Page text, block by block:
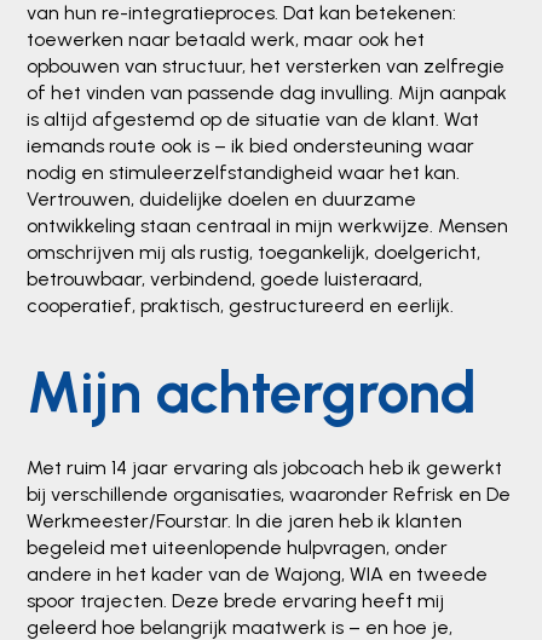
van hun re-integratieproces. Dat kan betekenen:
toewerken naar betaald werk, maar ook het
opbouwen van structuur, het versterken van zelfregie
of het vinden van passende dag invulling. Mijn aanpak
is altijd afgestemd op de situatie van de klant. Wat
iemands route ook is – ik bied ondersteuning waar
nodig en stimuleerzelfstandigheid waar het kan.
Vertrouwen, duidelijke doelen en duurzame
ontwikkeling staan centraal in mijn werkwijze. Mensen
omschrijven mij als rustig, toegankelijk, doelgericht,
betrouwbaar, verbindend, goede luisteraard,
cooperatief, praktisch, gestructureerd en eerlijk.
Mijn achtergrond
Met ruim 14 jaar ervaring als jobcoach heb ik gewerkt
bij verschillende organisaties, waaronder Refrisk en De
Werkmeester/Fourstar. In die jaren heb ik klanten
begeleid met uiteenlopende hulpvragen, onder
andere in het kader van de Wajong, WIA en tweede
spoor trajecten. Deze brede ervaring heeft mij
geleerd hoe belangrijk maatwerk is – en hoe je,